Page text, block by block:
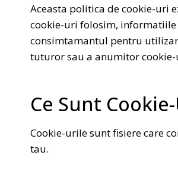
Aceasta politica de cookie-uri
cookie-uri folosim,
consimtamantul pentru
tuturor sau a anumitor
Ce Sunt
Cookie-urile sunt fisiere care
tau.